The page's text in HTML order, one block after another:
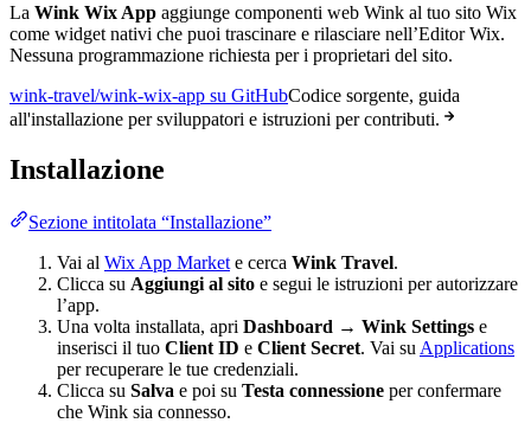
La Wink Wix App aggiunge componenti web Wink al tuo sito Wix
come widget nativi che puoi trascinare e rilasciare nell’Editor Wix.
Nessuna programmazione richiesta per i proprietari del sito.
wink-travel/wink-wix-app su GitHubCodice sorgente, guida
all'installazione per sviluppatori e istruzioni per contributi.
Installazione
Sezione intitolata “Installazione”
Vai al Wix App Market e cerca Wink Travel.
Clicca su Aggiungi al sito e segui le istruzioni per autorizzare
l’app.
Una volta installata, apri Dashboard → Wink Settings e
inserisci il tuo Client ID e Client Secret. Vai su Applications
per recuperare le tue credenziali.
Clicca su Salva e poi su Testa connessione per confermare
che Wink sia connesso.